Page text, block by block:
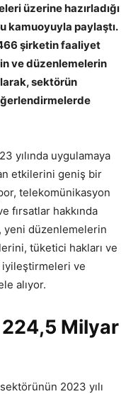
üzerine hazırladığı
kamuoyuyla paylaştı.
şirketin faaliyet
ve düzenlemelerin
sektörün
yılında uygulamaya
etkilerini geniş bir
telekomünikasyon
fırsatlar hakkında
yeni düzenlemelerin
tüketici hakları ve
iyileştirmeleri ve
alıyor.
Milyar
2023 yılı